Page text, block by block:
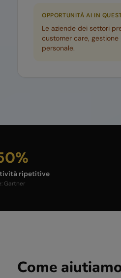
OPPORTUNITÀ AI IN
Le aziende dei settori
customer care,
personale.
ripetitive
Gartner
Come